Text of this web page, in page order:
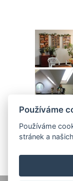
Používáme
Používáme
stránek a